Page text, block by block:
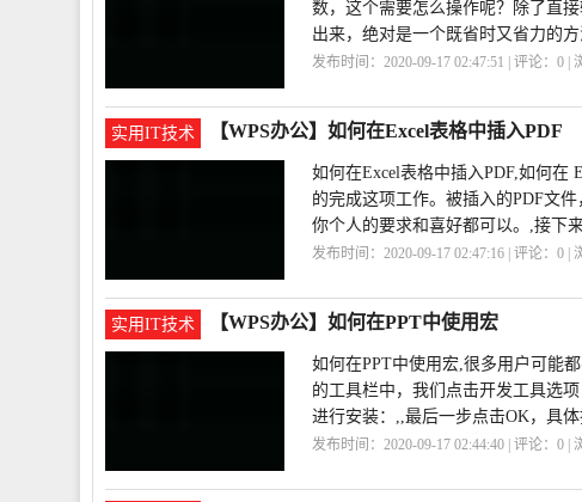
数，这个需要怎么操作呢？除了直
出来，绝对是一个既省时又省力的
发布时间：2020-09-17 02:47:51 | 评论：0 |
实用IT技术 【WPS办公】如何在Excel表格中插入PDF
如何在Excel表格中插入PDF,如何在
的完成这项工作。被插入的PDF文
你个人的要求和喜好都可以。,接下
发布时间：2020-09-17 02:47:16 | 评论：0 |
实用IT技术 【WPS办公】如何在PPT中使用宏
如何在PPT中使用宏,很多用户可能
的工具栏中，我们点击开发工具选
进行安装：,,最后一步点击OK，具体
发布时间：2020-09-17 02:44:40 | 评论：0 |